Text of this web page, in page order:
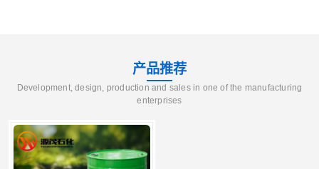
产品推荐
Development, design, production and sales in one of the manufacturing
enterprises